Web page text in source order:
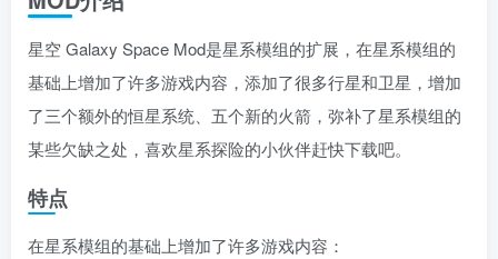
星空 Galaxy Space Mod是星系模组的扩展，在星系模组的
基础上增加了许多游戏内容，添加了很多行星和卫星，增加
了三个额外的恒星系统、五个新的火箭，弥补了星系模组的
某些欠缺之处，喜欢星系探险的小伙伴赶快下载吧。
特点
在星系模组的基础上增加了许多游戏内容：